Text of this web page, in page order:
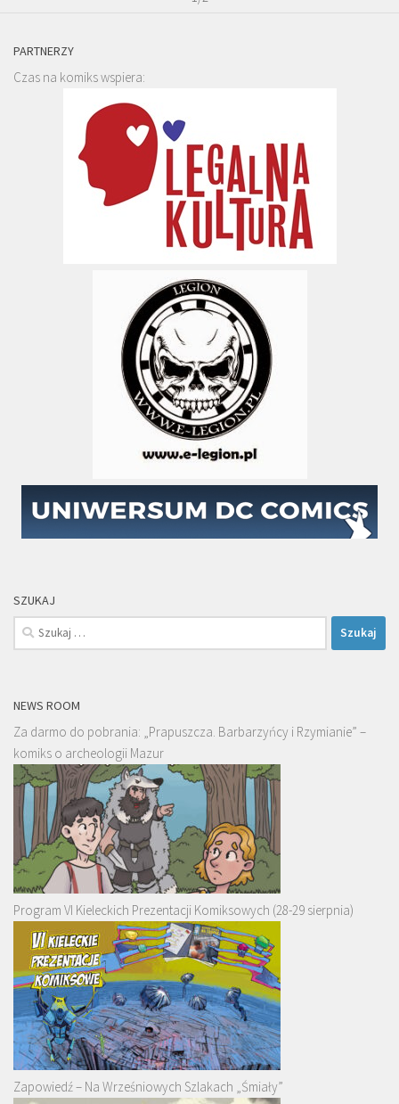
PARTNERZY
Czas na komiks wspiera:
SZUKAJ
Szukaj:
NEWS ROOM
Za darmo do pobrania: „Prapuszcza. Barbarzyńcy i Rzymianie” –
komiks o archeologii Mazur
Program VI Kieleckich Prezentacji Komiksowych (28-29 sierpnia)
Zapowiedź – Na Wrześniowych Szlakach „Śmiały”